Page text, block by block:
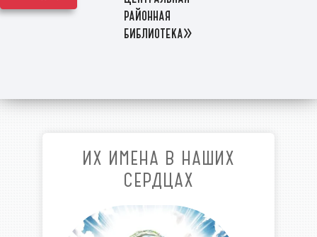
районная
библиотека»
ИХ ИМЕНА В НАШИХ
СЕРДЦАХ